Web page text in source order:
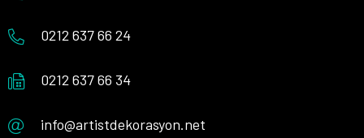
0212 637 66 24
0212 637 66 34
info@artistdekorasyon.net